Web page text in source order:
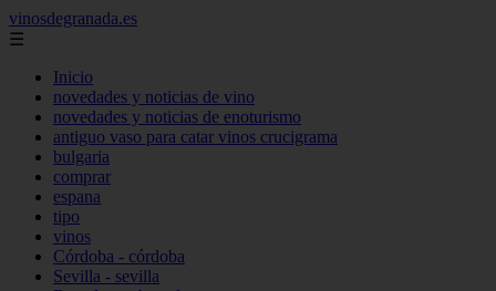
vinosdegranada.es
☰
Inicio
novedades y noticias de vino
novedades y noticias de enoturismo
antiguo vaso para catar vinos crucigrama
bulgaria
comprar
espana
tipo
vinos
Córdoba - córdoba
Sevilla - sevilla